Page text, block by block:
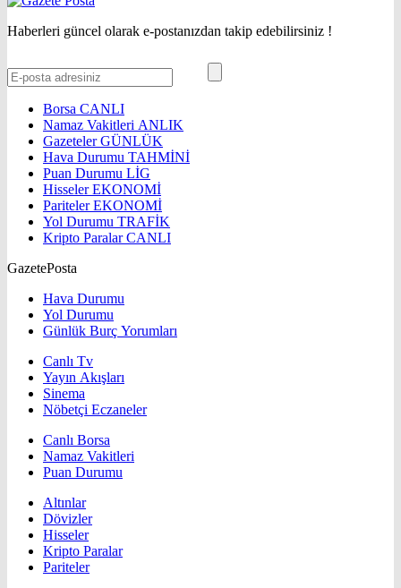
Haberleri güncel olarak e-postanızdan takip edebilirsiniz !
Borsa CANLI
Namaz Vakitleri ANLIK
GazetelerGÜNLÜK
Hava Durumu TAHMİNİ
Puan Durumu LİG
HisselerEKONOMİ
ParitelerEKONOMİ
Yol Durumu TRAFİK
Kripto ParalarCANLI
GazetePosta
Hava Durumu
Yol Durumu
Günlük Burç Yorumları
Canlı Tv
Yayın Akışları
Sinema
Nöbetçi Eczaneler
Canlı Borsa
Namaz Vakitleri
Puan Durumu
Altınlar
Dövizler
Hisseler
Kripto Paralar
Pariteler